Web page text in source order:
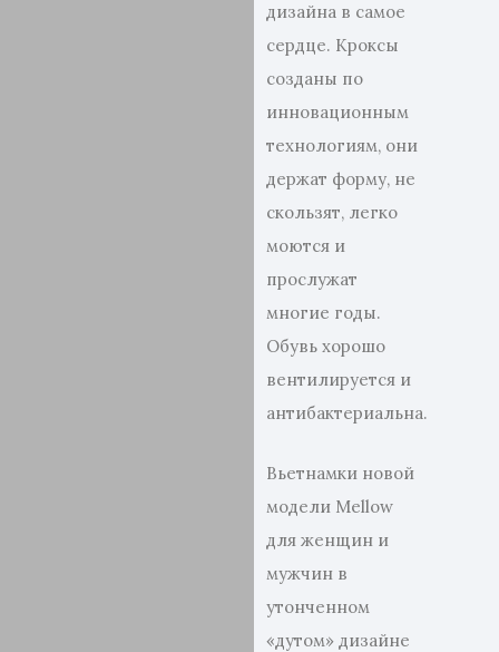
дизайна в самое
сердце. Кроксы
созданы по
инновационным
технологиям, они
держат форму, не
скользят, легко
моются и
прослужат
многие годы.
Обувь хорошо
вентилируется и
антибактериальна.
Вьетнамки новой
модели Mellow
для женщин и
мужчин в
утонченном
«дутом» дизайне